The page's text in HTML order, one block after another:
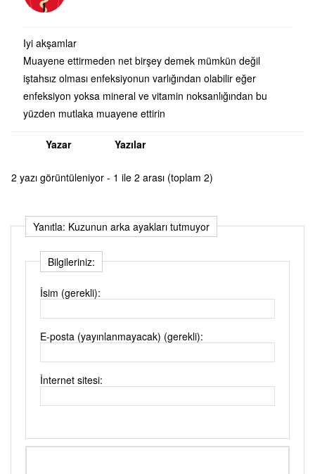
Iyi akşamlar
Muayene ettirmeden net birşey demek mümkün değil
iştahsız olması enfeksiyonun varlığından olabilir eğer
enfeksiyon yoksa mineral ve vitamin noksanlığından bu
yüzden mutlaka muayene ettirin
Yazar Yazılar
2 yazı görüntüleniyor - 1 ile 2 arası (toplam 2)
Yanıtla: Kuzunun arka ayakları tutmuyor
Bilgileriniz:
İsim (gerekli):
E-posta (yayınlanmayacak) (gerekli):
İnternet sitesi: